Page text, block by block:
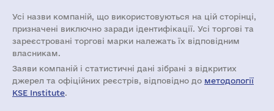
Усі назви компаній, що використовуються на цій сторінці,
призначені виключно заради ідентифікації. Усі торгові та
зареєстровані торгові марки належать їх відповідним
власникам.
Заяви компаній i статистичні дані зібрані з відкритих
джерел та офіційних реєстрів, відповідно до методології
KSE Institute.